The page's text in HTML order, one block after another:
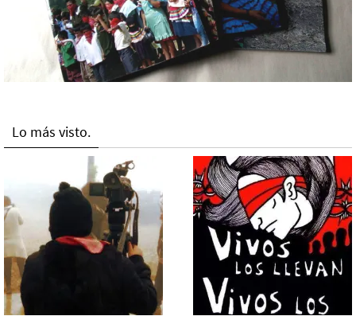
Lo más visto.